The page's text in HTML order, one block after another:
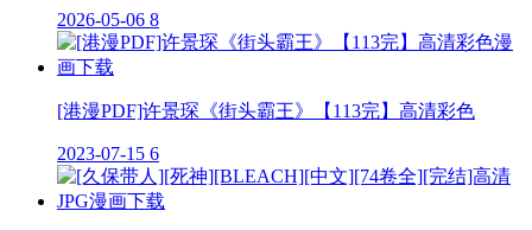
2026-05-06 8
[港漫PDF]许景琛《街头霸王》【113完】高清彩色
2023-07-15 6